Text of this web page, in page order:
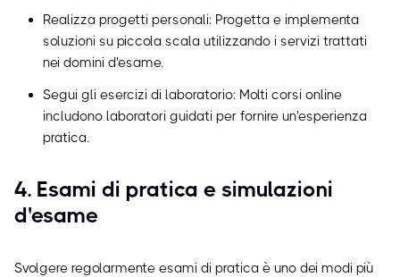
Realizza progetti personali: Progetta e implementa
soluzioni su piccola scala utilizzando i servizi trattati
nei domini d'esame.
Segui gli esercizi di laboratorio: Molti corsi online
includono laboratori guidati per fornire un'esperienza
pratica.
4. Esami di pratica e simulazioni
d'esame
Svolgere regolarmente esami di pratica è uno dei modi più